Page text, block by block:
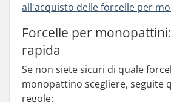
all'acquisto delle forcelle per
Forcelle per
rapida
Se non siete sicuri di quale
monopattino scegliere, seguite
regole: